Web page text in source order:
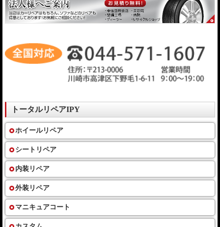
トータルリペアIPY
ホイールリペア
シートリペア
内装リペア
外装リペア
マニキュアコート